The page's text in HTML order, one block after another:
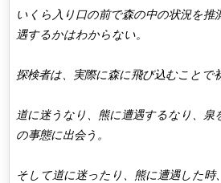
いくら入り口の前で森の中の状況を推
遇するかはわからない。
探検者は、実際に森に飛び込むことで
道に迷うなり、熊に遭遇するなり、泉
の事態に出会う。
そして道に迷ったり、熊に遭遇した時、